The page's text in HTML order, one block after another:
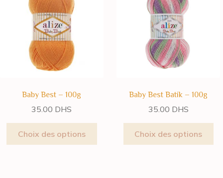
Baby Best – 100g
35.00 DHS
Choix des options
Baby Best Batik – 100g
35.00 DHS
Choix des options